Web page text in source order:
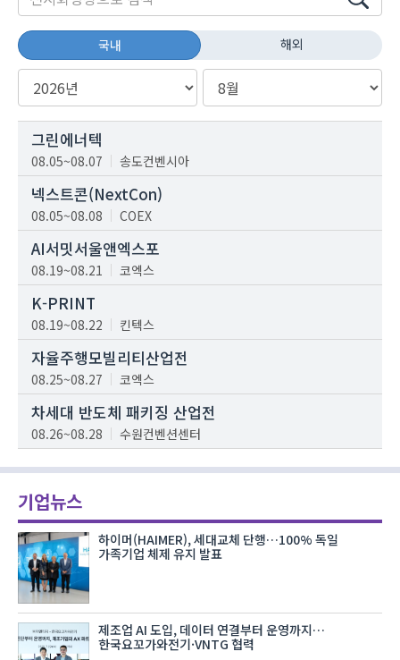
국내 해외
그린에너텍
08.05~08.07 송도컨벤시아
넥스트콘(NextCon)
08.05~08.08 COEX
AI서밋서울앤엑스포
08.19~08.21 코엑스
K-PRINT
08.19~08.22 킨텍스
자율주행모빌리티산업전
08.25~08.27 코엑스
차세대 반도체 패키징 산업전
08.26~08.28 수원컨벤션센터
기업뉴스
하이머(HAIMER), 세대교체 단행…100% 독일
가족기업 체제 유지 발표
제조업 AI 도입, 데이터 연결부터 운영까지…
한국요꼬가와전기·VNTG 협력